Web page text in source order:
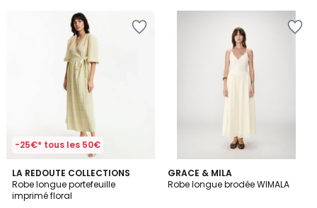
-25€* tous les 50€
LA REDOUTE COLLECTIONS
Robe longue portefeuille
imprimé floral
3,2
/ 5
GRACE & MILA
Robe longue brodée WIMALA